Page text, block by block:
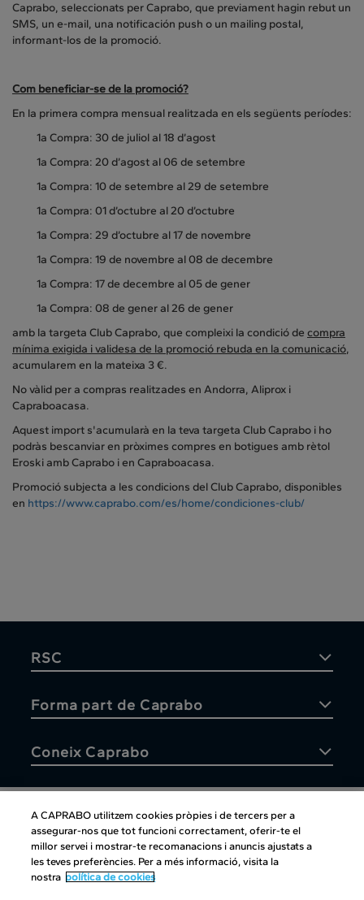
Caprabo, seleccionats per Caprabo, que previament hagin rebut un
SMS, un e-mail, una notificación push o un mailing postal,
informant-los de la promoció.
Com beneficiar-se de la promoció?
En la primera compra mensual realitzada en els següents períodes:
1a Compra: 30 de juliol al 18 d’agost
1a Compra: 20 d’agost al 06 de setembre
1a Compra: 10 de setembre al 29 de setembre
1a Compra: 01 d’octubre al 20 d’octubre
1a Compra: 29 d’octubre al 17 de novembre
1a Compra: 19 de novembre al 08 de decembre
1a Compra: 17 de decembre al 05 de gener
1a Compra: 08 de gener al 26 de gener
amb la targeta Club Caprabo, que compleixi la condició de compra
mínima exigida i validesa de la promoció rebuda en la comunicació,
acumularem en la mateixa 3 €.
No vàlid per a compras realitzades en Andorra, Aliprox i
Capraboacasa.
Aquest import s'acumularà en la teva targeta Club Caprabo i ho
podràs bescanviar en pròximes compres en botigues amb rètol
Eroski amb Caprabo i en Capraboacasa.
Promoció subjecta a les condicions del Club Caprabo, disponibles
en https://www.caprabo.com/es/home/condiciones-club/
RSC
Forma part de Caprabo
Coneix Caprabo
Atenció al client
A CAPRABO utilitzem cookies pròpies i de tercers per a
assegurar-nos que tot funcioni correctament, oferir-te el
millor servei i mostrar-te recomanacions i anuncis ajustats a
les teves preferències. Per a més informació, visita la
nostra política de cookies